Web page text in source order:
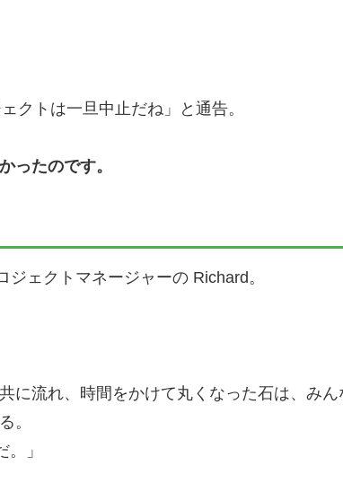
クトは一旦中止だね」と通告。
ったのです。
ェクトマネージャーの Richard。
流れ、時間をかけて丸くなった石は、みん
。
」